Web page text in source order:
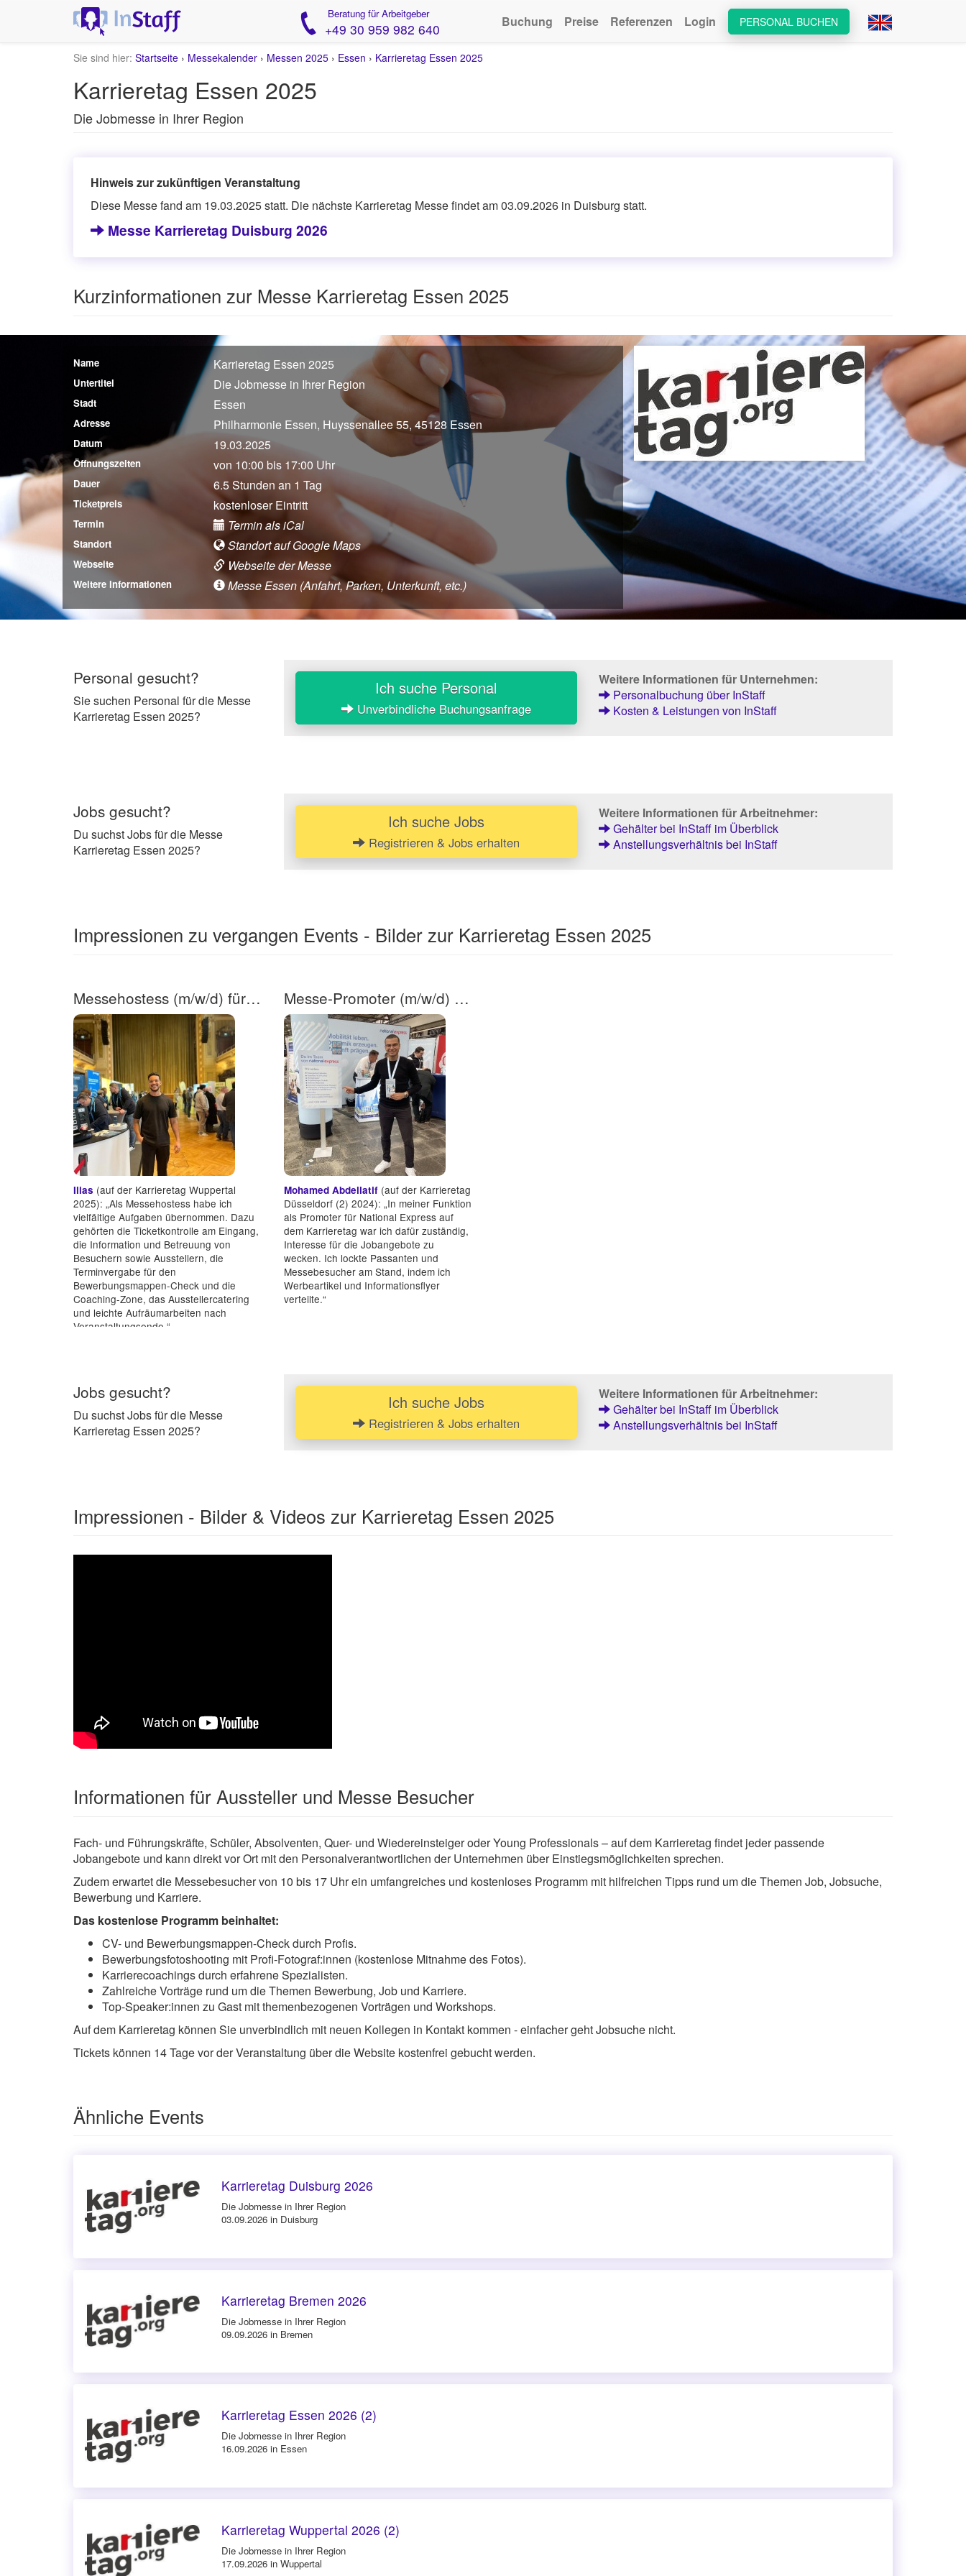
Beratung für Arbeitgeber
+49 30 959 982 640 PERSONAL BUCHEN
Buchung Preise Referenzen Login
Sie sind hier: Startseite › Messekalender › Messen 2025 › Essen › Karrieretag Essen 2025
Karrieretag Essen 2025
Die Jobmesse in Ihrer Region
Hinweis zur zukünftigen Veranstaltung
Diese Messe fand am 19.03.2025 statt. Die nächste Karrieretag Messe findet am 03.09.2026 in Duisburg statt.
Messe Karrieretag Duisburg 2026
Kurzinformationen zur Messe Karrieretag Essen 2025
Name Karrieretag Essen 2025
Untertitel Die Jobmesse in Ihrer Region
Stadt Essen
Adresse Philharmonie Essen, Huyssenallee 55, 45128 Essen
Datum 19.03.2025
Öffnungszeiten von 10:00 bis 17:00 Uhr
Dauer 6.5 Stunden an 1 Tag
Ticketpreis kostenloser Eintritt
Termin Termin als iCal
Standort Standort auf Google Maps
Webseite Webseite der Messe
Weitere Informationen Messe Essen (Anfahrt, Parken, Unterkunft, etc.)
Personal gesucht?
Sie suchen Personal für die Messe
Karrieretag Essen 2025?
Ich suche Personal
Unverbindliche Buchungsanfrage
Weitere Informationen für Unternehmen:
Personalbuchung über InStaff
Kosten & Leistungen von InStaff
Jobs gesucht?
Du suchst Jobs für die Messe
Karrieretag Essen 2025?
Ich suche Jobs
Registrieren & Jobs erhalten
Weitere Informationen für Arbeitnehmer:
Gehälter bei InStaff im Überblick
Anstellungsverhältnis bei InStaff
Impressionen zu vergangen Events - Bilder zur Karrieretag Essen 2025
Messehostess (m/w/d) für unseren Wuppertaler Karrieretag!
Ilias (auf der Karrieretag Wuppertal
2025): „Als Messehostess habe ich
vielfältige Aufgaben übernommen. Dazu
gehörten die Ticketkontrolle am Eingang,
die Information und Betreuung von
Besuchern sowie Ausstellern, die
Terminvergabe für den
Bewerbungsmappen-Check und die
Coaching-Zone, das Ausstellercatering
und leichte Aufräumarbeiten nach
Veranstaltungsende.“
Messe-Promoter (m/w/d) / Promomaterial verteilen
Mohamed Abdellatif(auf der Karrieretag
Düsseldorf (2) 2024): „In meiner Funktion
als Promoter für National Express auf
dem Karrieretag war ich dafür zuständig,
Interesse für die Jobangebote zu
wecken. Ich lockte Passanten und
Messebesucher am Stand, indem ich
Werbeartikel und Informationsflyer
verteilte.“
Jobs gesucht?
Du suchst Jobs für die Messe
Karrieretag Essen 2025?
Ich suche Jobs
Registrieren & Jobs erhalten
Weitere Informationen für Arbeitnehmer:
Gehälter bei InStaff im Überblick
Anstellungsverhältnis bei InStaff
Impressionen - Bilder & Videos zur Karrieretag Essen 2025
Informationen für Aussteller und Messe Besucher
Fach- und Führungskräfte, Schüler, Absolventen, Quer- und Wiedereinsteiger oder Young Professionals – auf dem Karrieretag findet jeder passende
Jobangebote und kann direkt vor Ort mit den Personalverantwortlichen der Unternehmen über Einstiegsmöglichkeiten sprechen.
Zudem erwartet die Messebesucher von 10 bis 17 Uhr ein umfangreiches und kostenloses Programm mit hilfreichen Tipps rund um die Themen Job, Jobsuche,
Bewerbung und Karriere.
Das kostenlose Programm beinhaltet:
CV- und Bewerbungsmappen-Check durch Profis.
Bewerbungsfotoshooting mit Profi-Fotograf:innen (kostenlose Mitnahme des Fotos).
Karrierecoachings durch erfahrene Spezialisten.
Zahlreiche Vorträge rund um die Themen Bewerbung, Job und Karriere.
Top-Speaker:innen zu Gast mit themenbezogenen Vorträgen und Workshops.
Auf dem Karrieretag können Sie unverbindlich mit neuen Kollegen in Kontakt kommen - einfacher geht Jobsuche nicht.
Tickets können 14 Tage vor der Veranstaltung über die Website kostenfrei gebucht werden.
Ähnliche Events
Karrieretag Duisburg 2026
Die Jobmesse in Ihrer Region
03.09.2026 in Duisburg
Karrieretag Bremen 2026
Die Jobmesse in Ihrer Region
09.09.2026 in Bremen
Karrieretag Essen 2026 (2)
Die Jobmesse in Ihrer Region
16.09.2026 in Essen
Karrieretag Wuppertal 2026 (2)
Die Jobmesse in Ihrer Region
17.09.2026 in Wuppertal